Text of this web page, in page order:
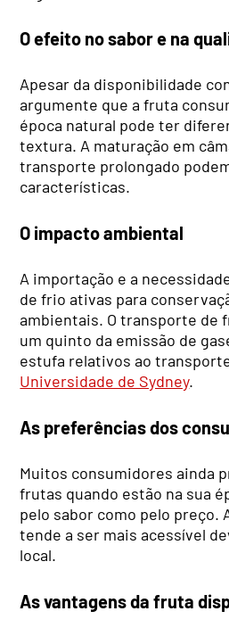
O efeito no sabor e na
Apesar da disponibilidade
argumente que a fruta
época natural pode ter
textura. A maturação em
transporte prolongado
características.
O impacto ambiental
A importação e a
de frio ativas para
ambientais. O transporte de
um quinto da emissão de
estufa relativos ao
Universidade de Sydney.
As preferências dos
Muitos consumidores ainda
frutas quando estão na sua
pelo sabor como pelo preço.
tende a ser mais acessível
local.
As vantagens da fruta